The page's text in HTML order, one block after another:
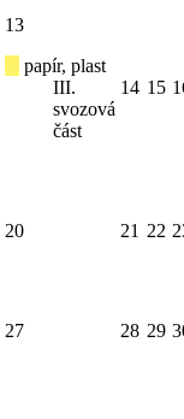
13
papír, plast
III.
svozová
část
14 15
20 21 22
27 28 29